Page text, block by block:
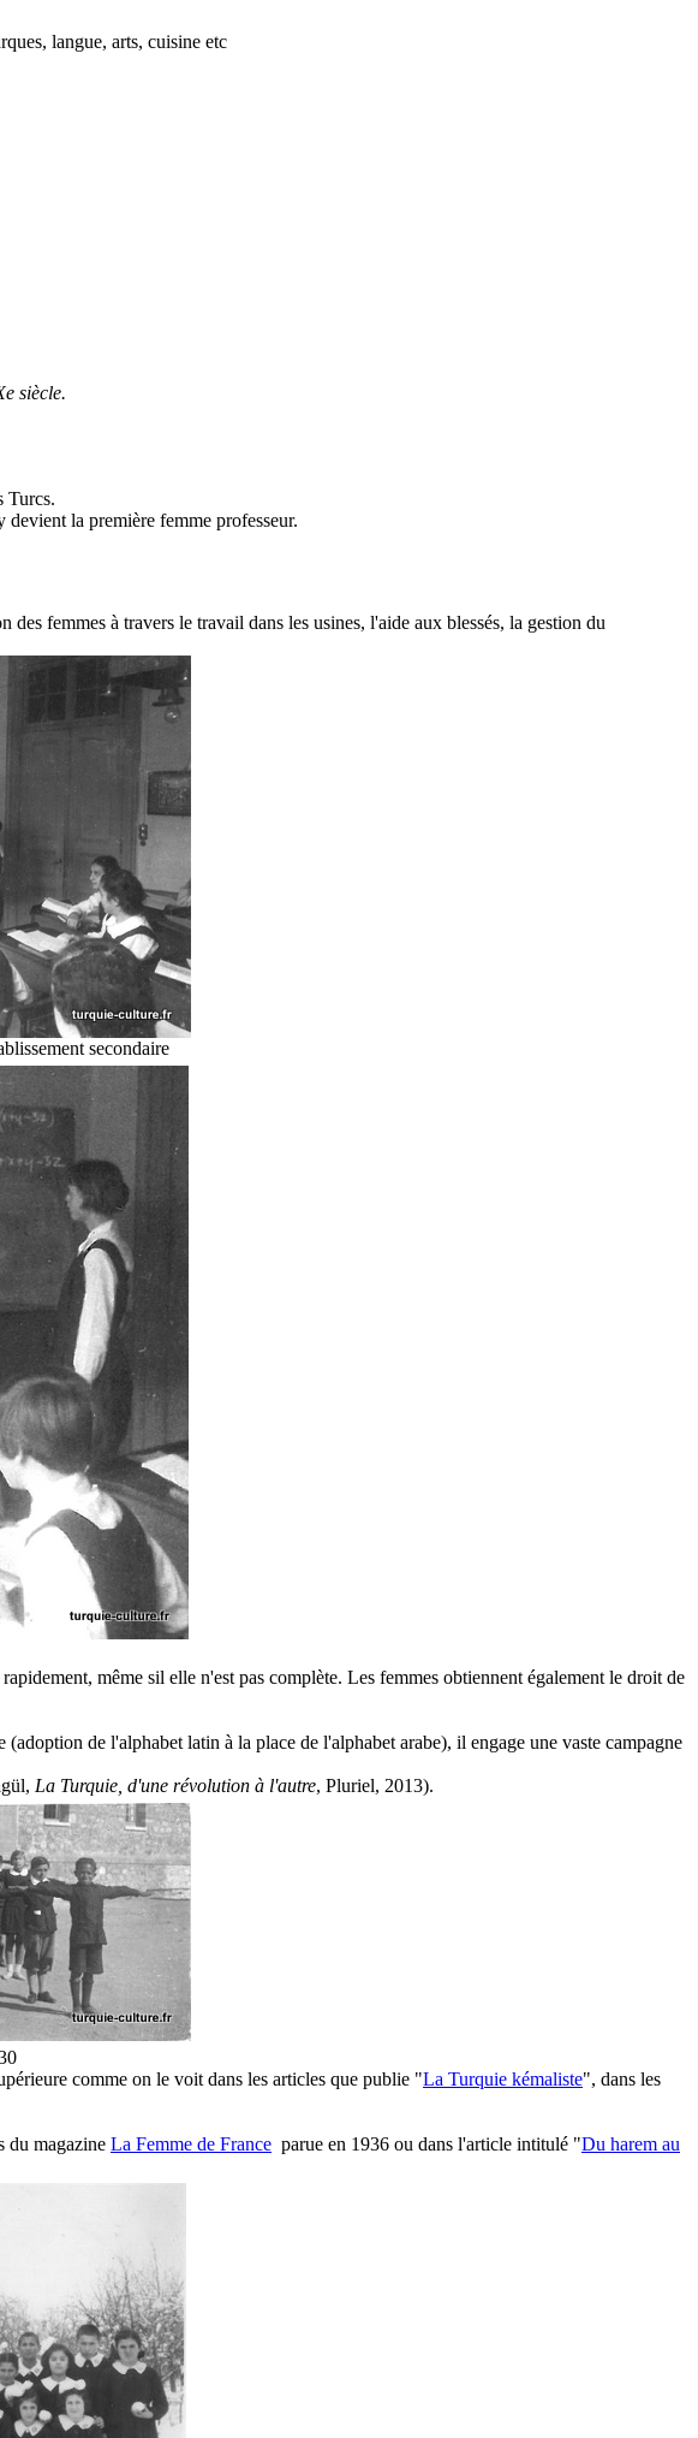
langue, arts, cuisine etc
siècle.
Turcs.
la première femme professeur.
femmes à travers le travail dans les usines, l'aide aux blessés, la gestion du
secondaire
même sil elle n'est pas complète. Les femmes obtiennent également le droit de
de l'alphabet latin à la place de l'alphabet arabe), il engage une vaste campagne
La Turquie, d'une révolution à l'autre, Pluriel, 2013).
comme on le voit dans les articles que publie "La Turquie kémaliste", dans les
du magazine La Femme de France parue en 1936 ou dans l'article intitulé "Du harem au